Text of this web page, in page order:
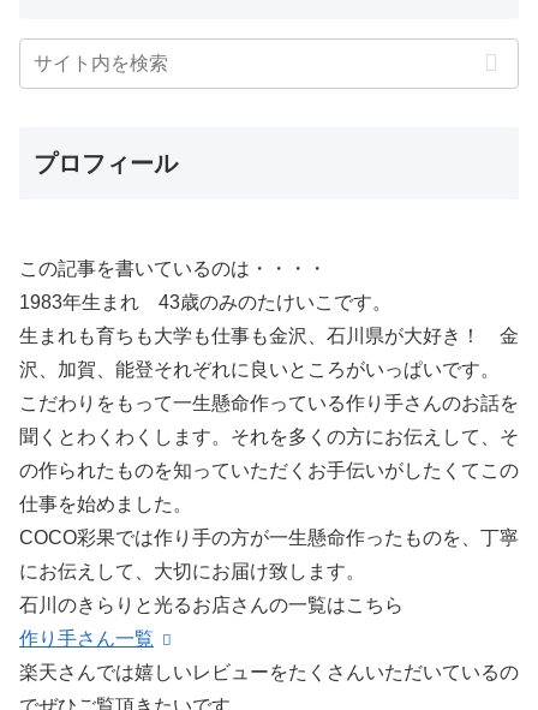
プロフィール
この記事を書いているのは・・・・
1983年生まれ 43歳のみのたけいこです。
生まれも育ちも大学も仕事も金沢、石川県が大好き！ 金
沢、加賀、能登それぞれに良いところがいっぱいです。
こだわりをもって一生懸命作っている作り手さんのお話を
聞くとわくわくします。それを多くの方にお伝えして、そ
の作られたものを知っていただくお手伝いがしたくてこの
仕事を始めました。
COCO彩果では作り手の方が一生懸命作ったものを、丁寧
にお伝えして、大切にお届け致します。
石川のきらりと光るお店さんの一覧はこちら
作り手さん一覧
楽天さんでは嬉しいレビューをたくさんいただいているの
でぜひご覧頂きたいです。